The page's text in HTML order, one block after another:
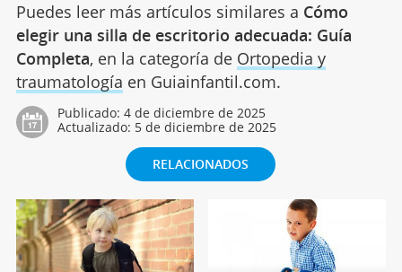
Puedes leer más artículos similares a Cómo
elegir una silla de escritorio adecuada: Guía
Completa, en la categoría de Ortopedia y
traumatología en Guiainfantil.com.
Publicado: 4 de diciembre de 2025
Actualizado: 5 de diciembre de 2025
RELACIONADOS